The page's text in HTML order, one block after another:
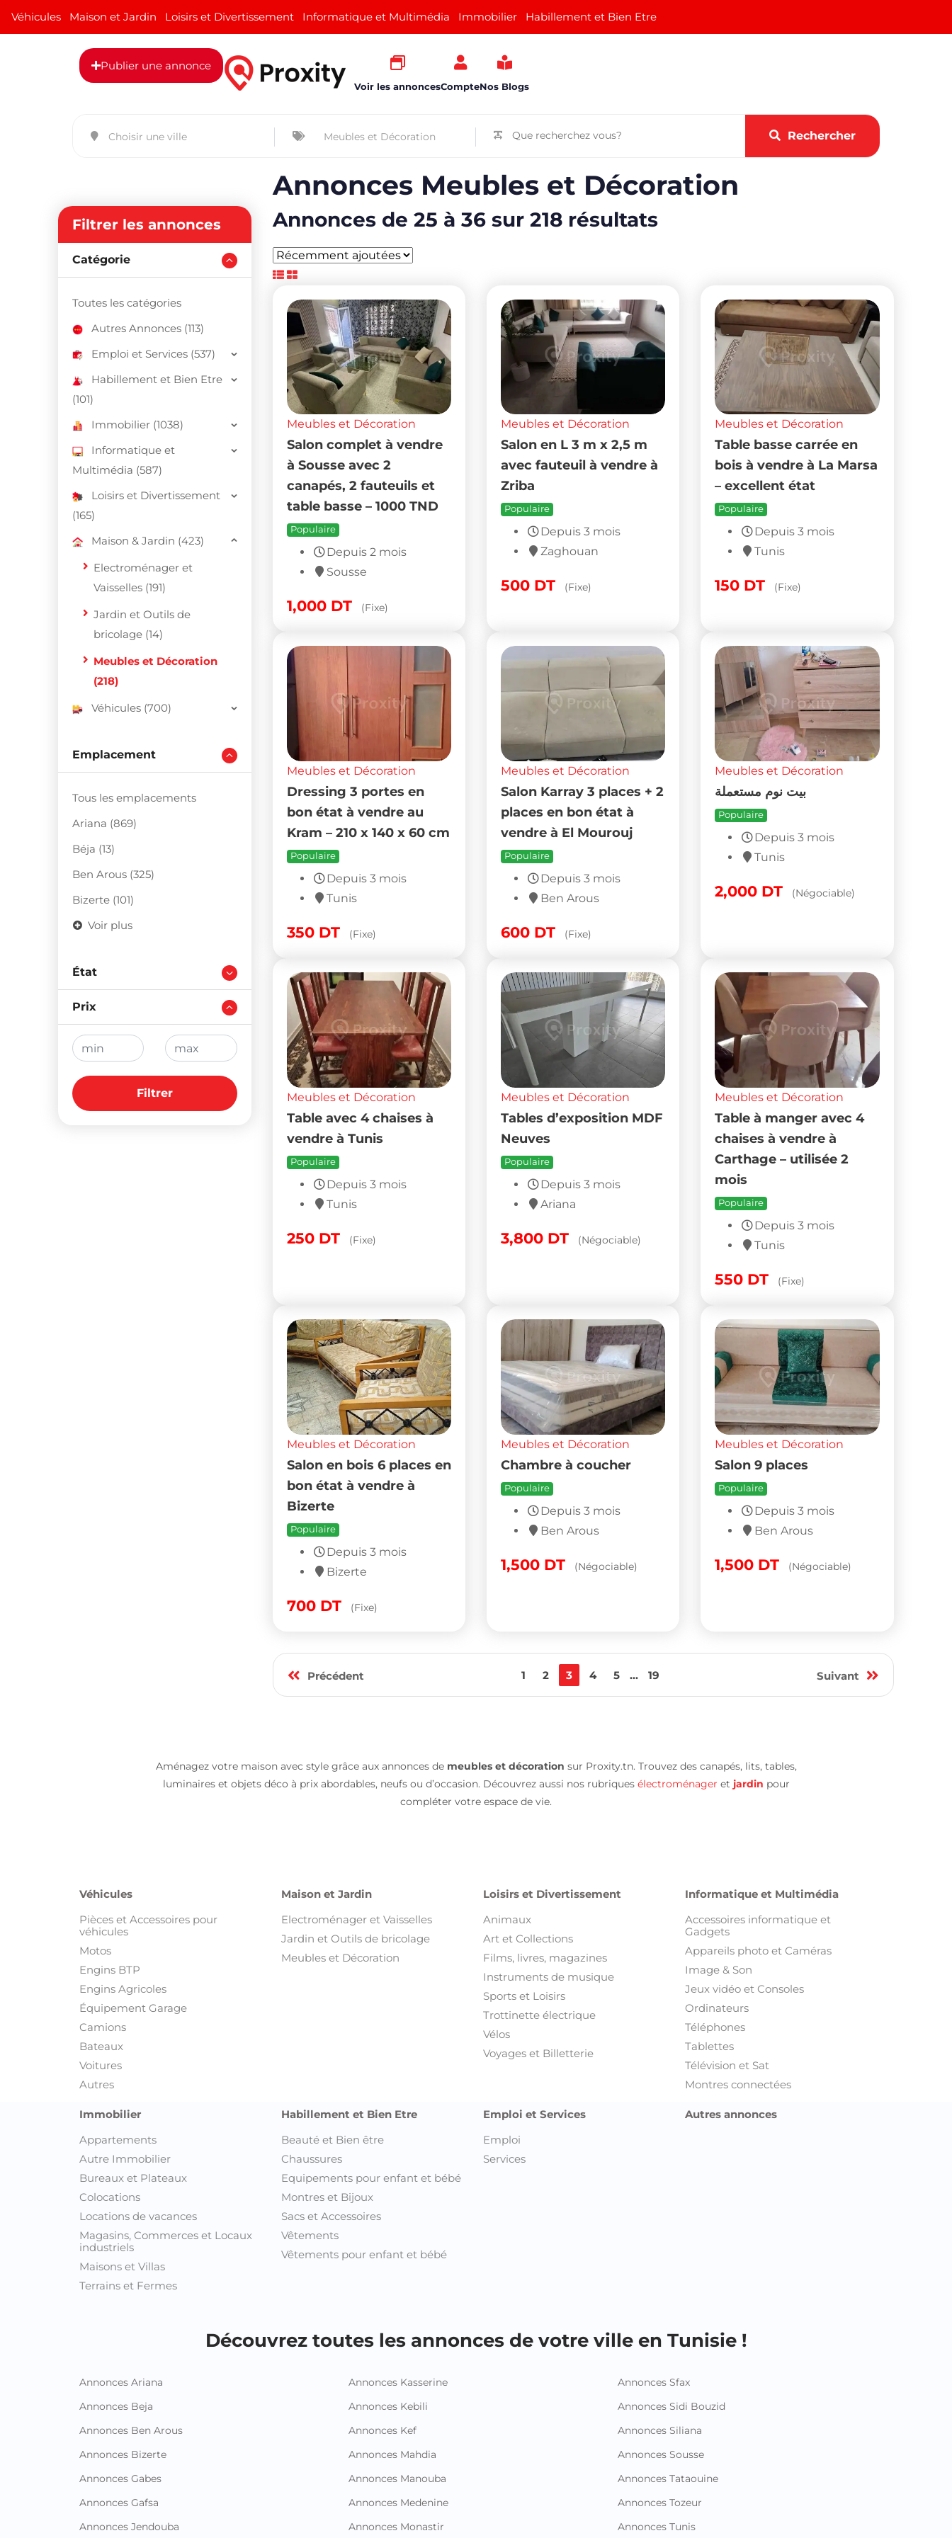
Véhicules Maison et Jardin Loisirs et Divertissement Informatique et Multimédia Immobilier Habillement et Bien Etre
Publier une annonce
Voir les annoncesCompteNos Blogs
Rechercher
Filtrer les annonces
Catégorie
Toutes les catégories
Autres Annonces (113)
Emploi et Services (537)
Habillement et Bien Etre
(101)
Immobilier (1038)
Informatique et
Multimédia (587)
Loisirs et Divertissement
(165)
Maison & Jardin (423)
Electroménager et
Vaisselles (191)
Jardin et Outils de
bricolage (14)
Meubles et Décoration
(218)
Véhicules (700)
Emplacement
Tous les emplacements
Ariana (869)
Béja (13)
Ben Arous (325)
Bizerte (101)
Voir plus
État
Prix
Filtrer
Annonces Meubles et Décoration
Annonces de 25 à 36 sur 218 résultats
Meubles et Décoration
Salon complet à vendre
à Sousse avec 2
canapés, 2 fauteuils et
table basse – 1000 TND
Populaire
Depuis 2 mois
Sousse
1,000 DT (Fixe)
Meubles et Décoration
Salon en L 3 m x 2,5 m
avec fauteuil à vendre à
Zriba
Populaire
Depuis 3 mois
Zaghouan
500 DT (Fixe)
Meubles et Décoration
Table basse carrée en
bois à vendre à La Marsa
– excellent état
Populaire
Depuis 3 mois
Tunis
150 DT (Fixe)
Meubles et Décoration
Dressing 3 portes en
bon état à vendre au
Kram – 210 x 140 x 60 cm
Populaire
Depuis 3 mois
Tunis
350 DT (Fixe)
Meubles et Décoration
Salon Karray 3 places + 2
places en bon état à
vendre à El Mourouj
Populaire
Depuis 3 mois
Ben Arous
600 DT (Fixe)
Meubles et Décoration
بيت نوم مستعملة
Populaire
Depuis 3 mois
Tunis
2,000 DT (Négociable)
Meubles et Décoration
Table avec 4 chaises à
vendre à Tunis
Populaire
Depuis 3 mois
Tunis
250 DT (Fixe)
Meubles et Décoration
Tables d’exposition MDF
Neuves
Populaire
Depuis 3 mois
Ariana
3,800 DT (Négociable)
Meubles et Décoration
Table à manger avec 4
chaises à vendre à
Carthage – utilisée 2
mois
Populaire
Depuis 3 mois
Tunis
550 DT (Fixe)
Meubles et Décoration
Salon en bois 6 places en
bon état à vendre à
Bizerte
Populaire
Depuis 3 mois
Bizerte
700 DT (Fixe)
Meubles et Décoration
Chambre à coucher
Populaire
Depuis 3 mois
Ben Arous
1,500 DT (Négociable)
Meubles et Décoration
Salon 9 places
Populaire
Depuis 3 mois
Ben Arous
1,500 DT (Négociable)
Précédent 1 2 3 4 5 ... 19 Suivant
Aménagez votre maison avec style grâce aux annonces de meubles et décoration sur Proxity.tn. Trouvez des canapés, lits, tables,
luminaires et objets déco à prix abordables, neufs ou d’occasion. Découvrez aussi nos rubriques électroménager et jardin pour
compléter votre espace de vie.
Véhicules
Pièces et Accessoires pour
véhicules
Motos
Engins BTP
Engins Agricoles
Équipement Garage
Camions
Bateaux
Voitures
Autres
Maison et Jardin
Electroménager et Vaisselles
Jardin et Outils de bricolage
Meubles et Décoration
Loisirs et Divertissement
Animaux
Art et Collections
Films, livres, magazines
Instruments de musique
Sports et Loisirs
Trottinette électrique
Vélos
Voyages et Billetterie
Informatique et Multimédia
Accessoires informatique et
Gadgets
Appareils photo et Caméras
Image & Son
Jeux vidéo et Consoles
Ordinateurs
Téléphones
Tablettes
Télévision et Sat
Montres connectées
Immobilier
Appartements
Autre Immobilier
Bureaux et Plateaux
Colocations
Locations de vacances
Magasins, Commerces et Locaux
industriels
Maisons et Villas
Terrains et Fermes
Habillement et Bien Etre
Beauté et Bien être
Chaussures
Equipements pour enfant et bébé
Montres et Bijoux
Sacs et Accessoires
Vêtements
Vêtements pour enfant et bébé
Emploi et Services
Emploi
Services
Autres annonces
Découvrez toutes les annonces de votre ville en Tunisie !
Annonces Ariana
Annonces Beja
Annonces Ben Arous
Annonces Bizerte
Annonces Gabes
Annonces Gafsa
Annonces Jendouba
Annonces Kasserine
Annonces Kebili
Annonces Kef
Annonces Mahdia
Annonces Manouba
Annonces Medenine
Annonces Monastir
Annonces Sfax
Annonces Sidi Bouzid
Annonces Siliana
Annonces Sousse
Annonces Tataouine
Annonces Tozeur
Annonces Tunis